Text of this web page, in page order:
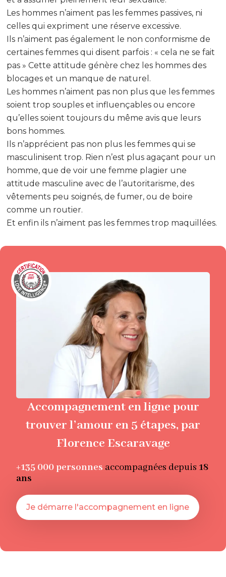
Les hommes n’aiment pas les femmes passives, ni
celles qui expriment une réserve excessive.
Ils n’aiment pas également le non conformisme de
certaines femmes qui disent parfois : « cela ne se fait
pas » Cette attitude génère chez les hommes des
blocages et un manque de naturel.
Les hommes n’aiment pas non plus que les femmes
soient trop souples et influençables ou encore
qu’elles soient toujours du même avis que leurs
bons hommes.
Ils n’apprécient pas non plus les femmes qui se
masculinisent trop. Rien n’est plus agaçant pour un
homme, que de voir une femme plagier une
attitude masculine avec de l’autoritarisme, des
vêtements peu soignés, de fumer, ou de boire
comme un routier.
Et enfin ils n’aiment pas les femmes trop maquillées.
Accompagnement en ligne pour
trouver l’amour en 5 étapes, par
Florence Escaravage
+135 000 personnes accompagnées depuis 18
ans
Je démarre l'accompagnement en ligne